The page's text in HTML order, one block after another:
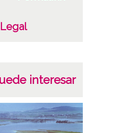
interesar